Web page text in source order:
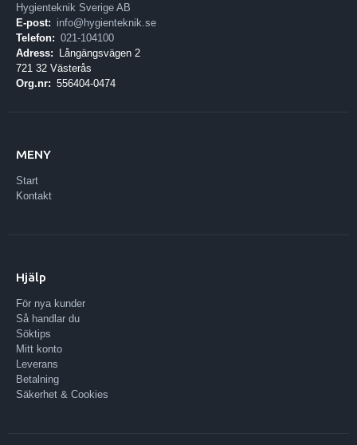
Hygienteknik Sverige AB
E-post: info@hygienteknik.se
Telefon: 021-104100
Adress: Långängsvägen 2
721 32 Västerås
Org.nr: 556404-0474
MENY
Start
Kontakt
Hjälp
För nya kunder
Så handlar du
Söktips
Mitt konto
Leverans
Betalning
Säkerhet & Cookies